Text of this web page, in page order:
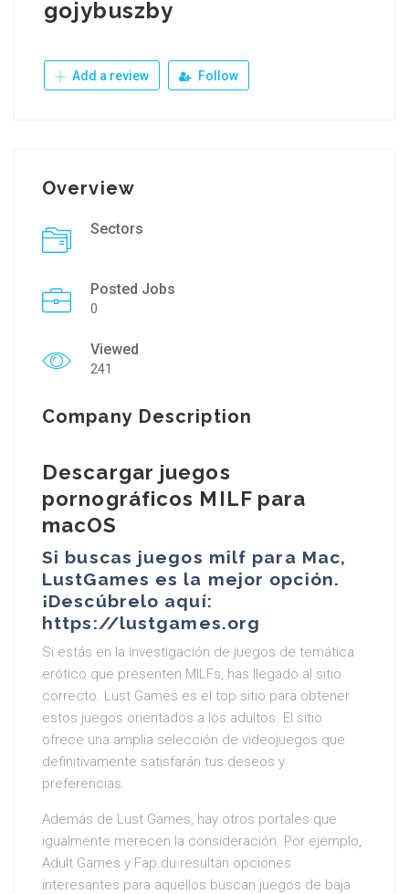
gojybuszby
Add a review Follow
Overview
Sectors
Posted Jobs
0
Viewed
241
Company Description
Descargar juegos
pornográficos MILF para
macOS
Si buscas juegos milf para Mac,
LustGames es la mejor opción.
¡Descúbrelo aquí:
https://lustgames.org
Si estás en la investigación de juegos de temática
erótico que presenten MILFs, has llegado al sitio
correcto. Lust Games es el top sitio para obtener
estos juegos orientados a los adultos. El sitio
ofrece una amplia selección de videojuegos que
definitivamente satisfarán tus deseos y
preferencias.
Además de Lust Games, hay otros portales que
igualmente merecen la consideración. Por ejemplo,
Adult Games y Fap.du resultan opciones
interesantes para aquellos buscan juegos de baja